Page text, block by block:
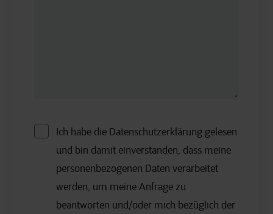
Ich habe die Datenschutzerklärung gelesen
und bin damit einverstanden, dass meine
personenbezogenen Daten verarbeitet
werden, um meine Anfrage zu
beantworten und/oder mich bezüglich der